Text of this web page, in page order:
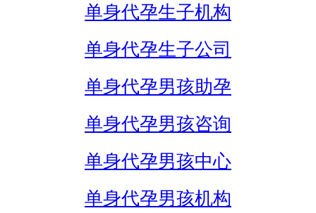
单身代孕生子机构
单身代孕生子公司
单身代孕男孩助孕
单身代孕男孩咨询
单身代孕男孩中心
单身代孕男孩机构